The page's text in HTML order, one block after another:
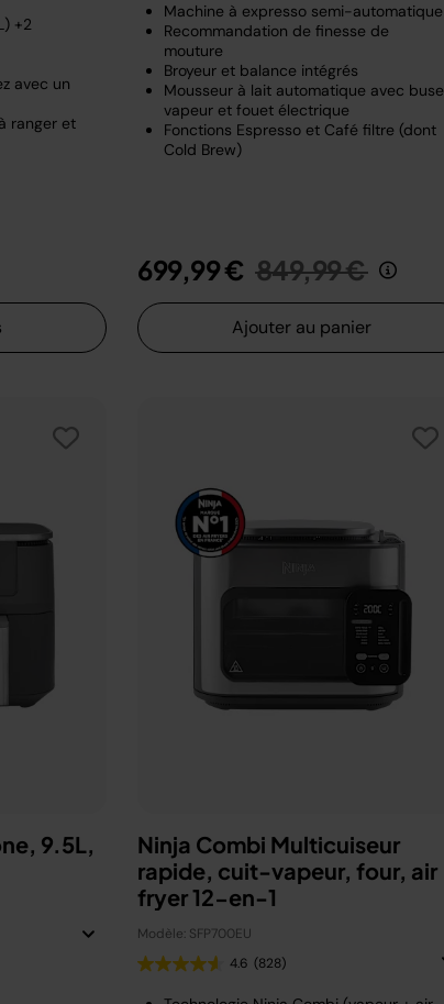
+2
avec un
ranger et
Machine à expresso semi-automatique
Recommandation de finesse de
mouture
Broyeur et balance intégrés
Mousseur à lait automatique avec buse
vapeur et fouet électrique
Fonctions Espresso et Café filtre (dont
Cold Brew)
699,99 € Prix réduit de
849,99 €au
Ajouter au panier
9.5L,
Ninja Combi Multicuiseur
rapide, cuit-vapeur, four, air
fryer 12-en-1
Modèle: SFP700EU
4.6 (828)